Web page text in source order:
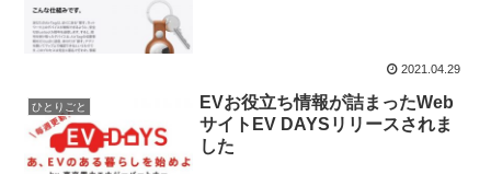
2021.04.29
ひとりごと
EVお役立ち情報が詰まったWeb
サイトEV DAYSリリースされま
した